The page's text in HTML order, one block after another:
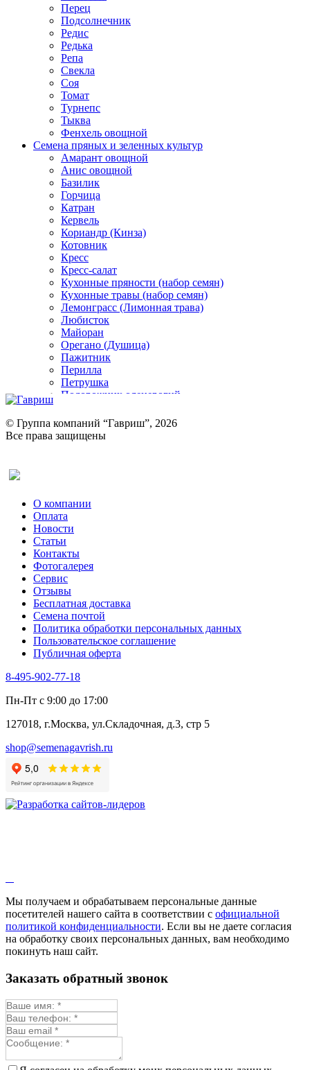
Перец
Подсолнечник
Редис
Редька
Репа
Свекла
Соя
Томат
Турнепс
Тыква
Фенхель овощной
Семена пряных и зеленных культур
Амарант овощной
Анис овощной
Базилик
Горчица
Катран
Кервель
Кориандр (Кинза)
Котовник
Кресс
Кресс-салат
Кухонные пряности (набор семян)
Кухонные травы (набор семян)
Лемонграсс (Лимонная трава)
Любисток
Майоран
Орегано (Душица)
Пажитник
Перилла
Петрушка
Подорожник оленерогий
Ревень
Рукола
Рута
Тмин
Трава для чая
Туласи
Укроп
Фенхель пряный
Хризантема овощная
Цикорий пряный
Цикорий салатный (Витлуф)
Черемша
Шпинат
Щавель
Эндивий
Эстрагон
Алтей
Анис
Бессмертник
Валериана
Валерианелла
Гибискус лекарственный
Девясил
Душица
Змееголовник
Мыльнянка
Мята
Овсяный корень
Огуречная трава
Пустырник
Репешок
Синюха
Смесь лекарственных
© Группа компаний “Гавриш”, 2026
Все права защищены
О компании
Оплата
Новости
Статьи
Контакты
Фотогалерея​
Сервис
Отзывы
Бесплатная доставка
Семена почтой
Политика обработки персональных данных
Пользовательское соглашение
Публичная оферта
8-495-902-77-18
Пн-Пт с 9:00 до 17:00
127018, г.Москва, ул.Складочная, д.3, стр 5
shop@semenagavrish.ru
Мы получаем и обрабатываем персональные данные
посетителей нашего сайта в соответствии с официальной
политикой конфиденциальности. Если вы не даете согласия
на обработку своих персональных данных, вам необходимо
покинуть наш сайт.
Заказать обратный звонок